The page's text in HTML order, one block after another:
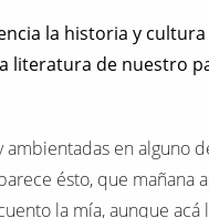
la historia y
literatura de nuestro
en alguno
ésto, que mañana
la mía, aunque acá